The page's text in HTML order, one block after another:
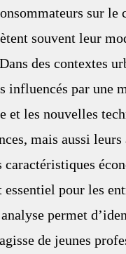
sur le
souvent leur
des contextes
influencés par une
les nouvelles
mais aussi
pour les
permet
de jeunes